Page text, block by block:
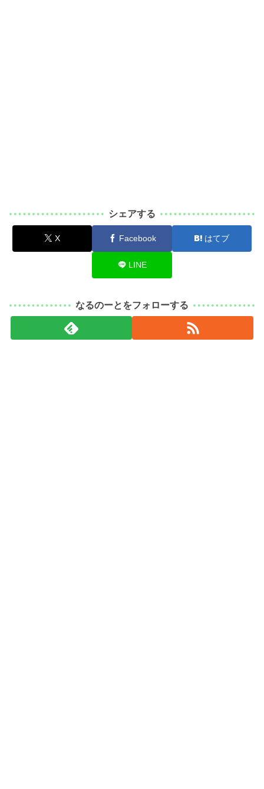
シェアする
X Facebook はてブ
LINE
なるのーとをフォローする